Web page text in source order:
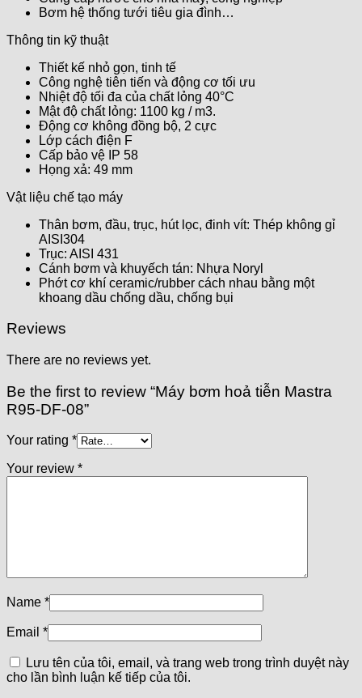
Bơm hệ thống tưới tiêu gia đình…
Thông tin kỹ thuật
Thiết kế nhỏ gọn, tinh tế
Công nghệ tiên tiến và động cơ tối ưu
Nhiệt độ tối đa của chất lỏng 40°C
Mật độ chất lỏng: 1100 kg / m3.
Động cơ không đồng bộ, 2 cực
Lớp cách điện F
Cấp bảo vệ IP 58
Họng xả: 49 mm
Vật liệu chế tạo máy
Thân bơm, đầu, trục, hút lọc, đinh vít: Thép không gỉ
AISI304
Trục: AISI 431
Cánh bơm và khuyếch tán: Nhựa Noryl
Phớt cơ khí ceramic/rubber cách nhau bằng một
khoang dầu chống dầu, chống bụi​​
Reviews
There are no reviews yet.
Be the first to review “Máy bơm hoả tiễn Mastra
R95-DF-08”
Your rating *
Your review *
Name *
Email *
Lưu tên của tôi, email, và trang web trong trình duyệt này
cho lần bình luận kế tiếp của tôi.